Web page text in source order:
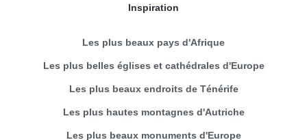
Inspiration
Les plus beaux pays d'Afrique
Les plus belles églises et cathédrales d'Europe
Les plus beaux endroits de Ténérife
Les plus hautes montagnes d'Autriche
Les plus beaux monuments d'Europe